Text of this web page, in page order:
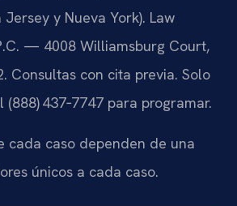
y Nueva York). Law
— 4008 Williamsburg Court,
Consultas con cita previa. Solo
437‑7747 para programar.
cada caso dependen de una
únicos a cada caso.